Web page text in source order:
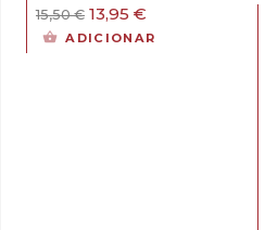
15,50€ O
preço
original
13,95 €
preço
atual
ADICIONAR